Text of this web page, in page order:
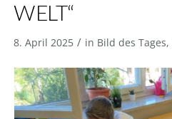
WELT“
8. April 2025 / in Bild des Tages,